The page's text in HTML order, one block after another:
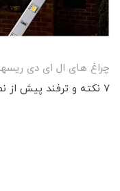
چراغ های ال ای دی ریسه‎ای 12V
7 نکته و ترفند پیش از نصب